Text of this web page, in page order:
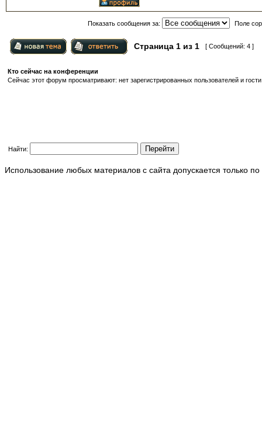
Показать сообщения за: Поле
Страница 1 из 1 [ Сообщений: 4 ]
Кто сейчас на конференции
Сейчас этот форум просматривают: нет зарегистрированных пользователей и
Найти:
Использование любых материалов с сайта допускается только